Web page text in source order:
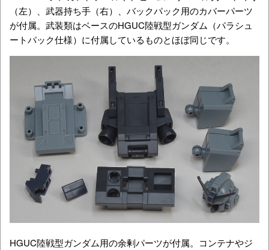
（左）、武器持ち手（右）、バックパック用のカバーパーツ
が付属。武装類はベースのHGUC陸戦型ガンダム（パラシュ
ートパック仕様）に付属しているものとほぼ同じです。
HGUC陸戦型ガンダム用の余剰パーツが付属。コンテナやジ